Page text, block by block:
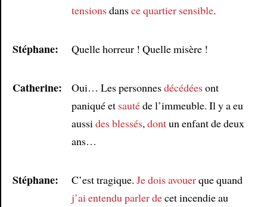
tensionsdansce quartier sensible.
Stéphane: Quelle horreur ! Quelle misère !
Catherine: Oui… Les personnesdécédéesont
paniqué et sautéde l’immeuble. Il y a eu
aussi des blessés, dontun enfant de deux
ans…
Stéphane: C’est tragique. Je dois avouerque quand
j’ai entendu parler decet incendie au